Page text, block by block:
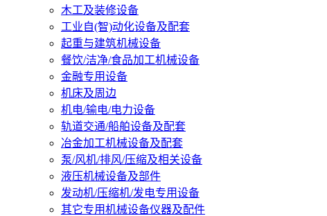
木工及装修设备
工业自(智)动化设备及配套
起重与建筑机械设备
餐饮/洁净/食品加工机械设备
金融专用设备
机床及周边
机电/输电/电力设备
轨道交通/船舶设备及配套
冶金加工机械设备及配套
泵/风机/排风/压缩及相关设备
液压机械设备及部件
发动机/压缩机/发电专用设备
其它专用机械设备仪器及配件